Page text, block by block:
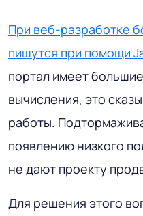
При веб-разработке
пишутся при помощи
портал имеет
вычисления, это
работы.
появлению низкого
не дают проекту
Для решения этого